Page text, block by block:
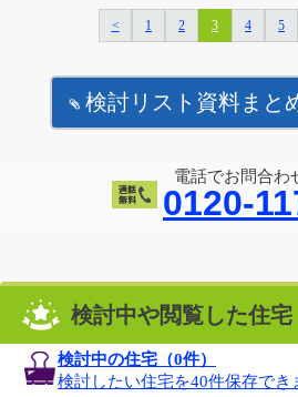
< 1 2 3 4 5
検討リスト資料まと
電話でお問合わ
0120-
検討中や閲覧した住宅
検討中の住宅（0件）
検討したい住宅を40件保存でき